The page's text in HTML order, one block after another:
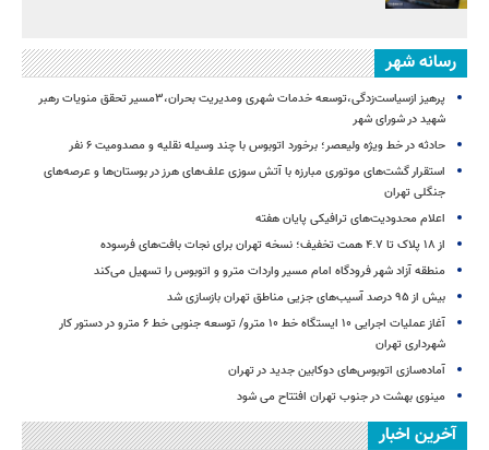
رسانه شهر
پرهیز ازسیاست‌زدگی،توسعه خدمات شهری ومدیریت بحران،۳مسیر تحقق منویات رهبر
شهید در شورای شهر
حادثه در خط ویژه ولیعصر؛ برخورد اتوبوس با چند وسیله نقلیه و مصدومیت ۶ نفر
استقرار گشت‌های موتوری مبارزه با آتش سوزی علف‌های هرز در بوستان‌ها و عرصه‌های
جنگلی تهران
اعلام محدودیت‌های ترافیکی پایان هفته
از ۱۸ پلاک تا ۴.۷ همت تخفیف؛ نسخه تهران برای نجات بافت‌های فرسوده
منطقه آزاد شهر فرودگاه امام مسیر واردات مترو و اتوبوس را تسهیل می‌کند
بیش از ۹۵ درصد آسیب‌های جزیی مناطق تهران بازسازی شد
آغاز عملیات اجرایی ۱۰ ایستگاه خط ۱۰ مترو/ توسعه جنوبی خط ۶ مترو در دستور کار
شهرداری تهران
آماده‌سازی اتوبوس‌های دوکابین جدید در تهران
مینوی بهشت در جنوب تهران افتتاح می شود
آخرین اخبار